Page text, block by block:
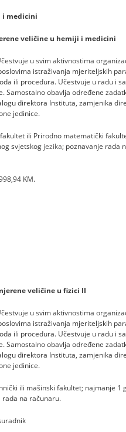
i medicini
veličine u hemiji i medicini
u svim aktivnostima
istraživanja mjeriteljskih
ili procedura. Učestvuje u radu i
Samostalno obavlja određene
direktora Instituta, zamjenika
jedinice.
fakultet ili Prirodno matematički
svjetskog jezika; poznavanje rada
KM.
veličine u fizici II
u svim aktivnostima
istraživanja mjeriteljskih
ili procedura. Učestvuje u radu i
Samostalno obavlja određene
direktora Instituta, zamjenika
jedinice.
ili mašinski fakultet; najmanje 1
rada na računaru.